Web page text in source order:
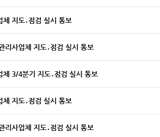
지도․점검 실시 통보
리사업체 지도․점검 실시 통보
체 3/4분기 지도․점검 실시 통보
지도․점검 실시 통보
리사업체 지도․점검 실시 통보